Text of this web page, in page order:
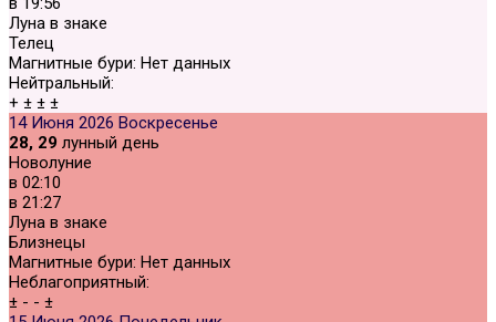
Луна в знаке
Телец
Магнитные бури: Нет данных
Нейтральный:
+ ± ± ±
14 Июня 2026 Воскресенье
28, 29 лунный день
Новолуние
в 02:10
в 21:27
Луна в знаке
Близнецы
Магнитные бури: Нет данных
Неблагоприятный:
± - - ±